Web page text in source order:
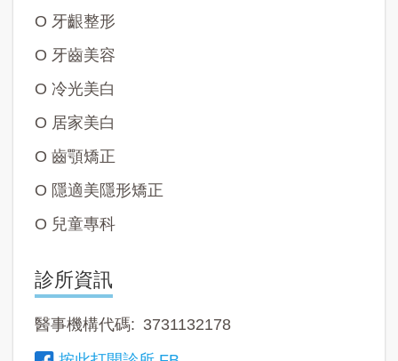
O 牙齦整形
O 牙齒美容
O 冷光美白
O 居家美白
O 齒顎矯正
O 隱適美隱形矯正
O 兒童專科
診所資訊
醫事機構代碼
3731132178